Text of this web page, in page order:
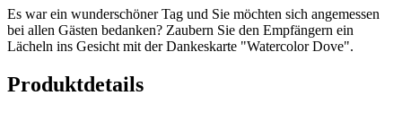
Es war ein wunderschöner Tag und Sie möchten sich angemessen
bei allen Gästen bedanken? Zaubern Sie den Empfängern ein
Lächeln ins Gesicht mit der Dankeskarte "Watercolor Dove".
Produktdetails